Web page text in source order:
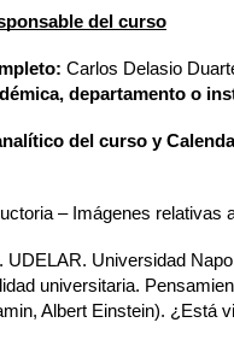
del curso
Carlos Delasio
departamento o
del curso y
– Imágenes relativas
UDELAR. Universidad
universitaria.
Albert Einstein). ¿Está